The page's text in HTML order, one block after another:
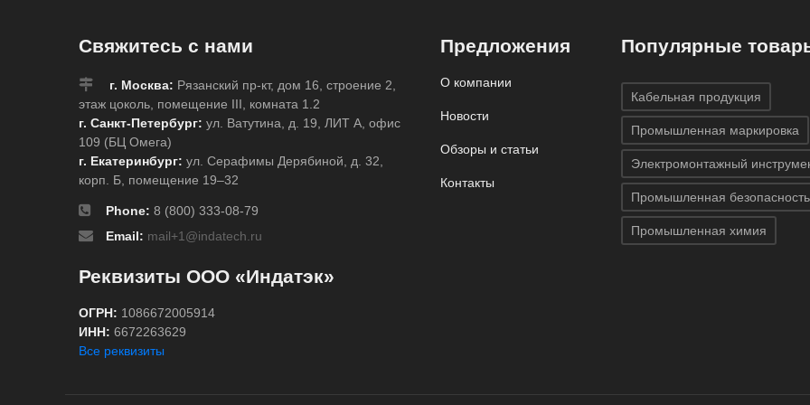
Свяжитесь с нами
г. Москва: Рязанский пр-кт, дом 16, строение 2,
этаж цоколь, помещение III, комната 1.2
г. Санкт-Петербург: ул. Ватутина, д. 19, ЛИТ А, офис
109 (БЦ Омега)
г. Екатеринбург: ул. Серафимы Дерябиной, д. 32,
корп. Б, помещение 19–32
Phone: 8 (800) 333-08-79
Email: mail+1@indatech.ru
Реквизиты ООО «Индатэк»
ОГРН: 1086672005914
ИНН: 6672263629
Все реквизиты
Предложения
О компании
Новости
Обзоры и статьи
Контакты
Популярные
Кабельная продукция
Промышленная маркировка
Электромонтажный
Промышленная безопасность
Промышленная химия